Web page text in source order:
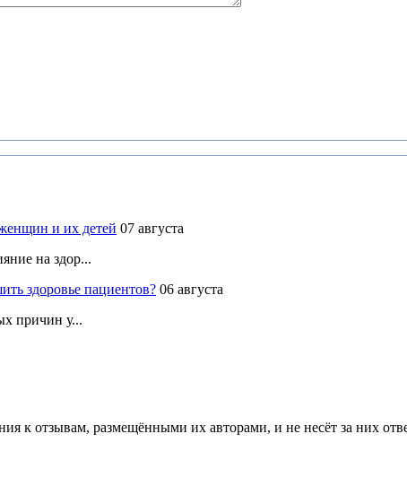
и их детей 07 августа
на здор...
здоровье пациентов? 06 августа
причин у...
к отзывам, размещёнными их авторами, и не несёт за них